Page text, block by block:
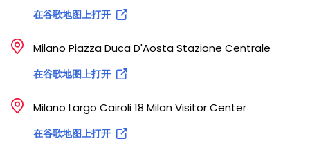
在谷歌地图上打开
Milano Piazza Duca D'Aosta Stazione Centrale
在谷歌地图上打开
Milano Largo Cairoli 18 Milan Visitor Center
在谷歌地图上打开